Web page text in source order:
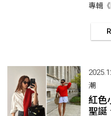
專輯
潮
紅色
聖誕